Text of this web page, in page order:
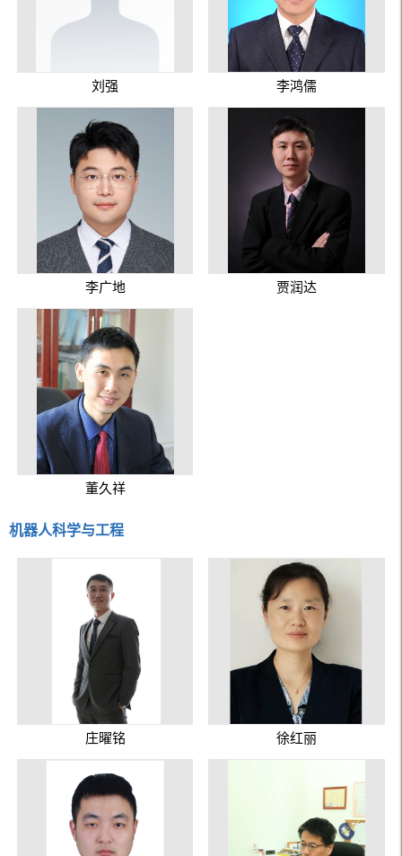
刘强 李鸿儒
李广地 贾润达
董久祥
机器人科学与工程
庄曜铭 徐红丽